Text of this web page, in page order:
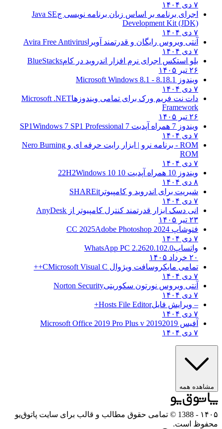
۷ دی ۱۴۰۴
اجرای برنامه بر اساس زبان برنامه نویسی جJava SE
Development Kit (JDK)
۷ دی ۱۴۰۴
آنتی ویروس رایگان و قدرتمند آویرا Avira Free Antivirus
۷ دی ۱۴۰۴
بلو استکس اجرای نرم افزار اندروید در کامBlueStacks
۲۶ تیر ۱۴۰۵
ویندوز 8.1
8.1 - Microsoft Windows 8.1
۷ دی ۱۴۰۴
دات نت فریم ورک برای تمامی ویندوزهاMicrosoft .NET
Framework
۲۶ تیر ۱۴۰۵
ویندوز 7 همراه آپدیت 7 SP1
Windows 7 SP1 Professional
۷ دی ۱۴۰۴
ROM - برنامه نرو | ابزار رایت حرفه ای و
Nero Burning
ROM
۷ دی ۱۴۰۴
ویندوز 10 همراه آپدیت 10 22H2
Windows 10
۸ دی ۱۴۰۴
شیریت برای اندروید و کامپیوتر SHAREit
۷ دی ۱۴۰۴
انی دسک ابزار قدرتمند کنترل کامپیوتر از AnyDesk
۲۳ تیر ۱۴۰۵
فتوشاپ CC 2025 Adobe Photoshop 2024
۷ دی ۱۴۰۴
واتساپWhatsApp PC 2.2620.102.0
۲۰ خرداد ۱۴۰۵
تمامی مایکروسافت ویژوال C Microsoft Visual C++
۷ دی ۱۴۰۴
آنتی ویروس نورتون سکوریتیNorton Security
۷ دی ۱۴۰۴
– ویرایش فایلHosts File Editor+
۷ دی ۱۴۰۴
آفیس 2019 2019 Microsoft Office 2019 Pro Plus v
۷ دی ۱۴۰۴
مشاهده همه
۱۴۰۵
- 1388 © تمامی حقوق مطالب و قالب برای سایت پاتوق‌یو
محفوظ است.